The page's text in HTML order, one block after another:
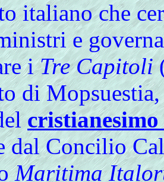
italiano che
e
iTre Capitoli
di
dal Concilio
Maritima